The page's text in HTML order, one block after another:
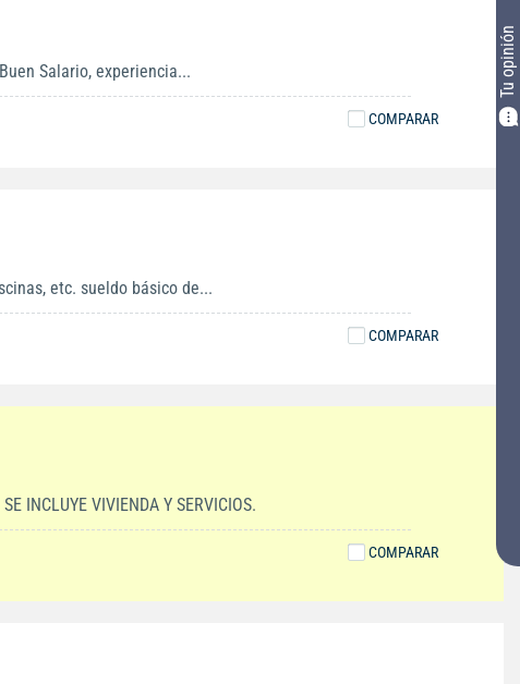
Tu opinión
Salario, experiencia...
COMPARAR
etc. sueldo básico de...
COMPARAR
INCLUYE VIVIENDA Y SERVICIOS.
COMPARAR